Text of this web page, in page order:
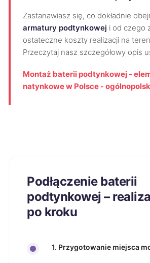
Zastanawiasz się, co dokładnie
armatury podtynkowej i od czego
ostateczne koszty realizacji na
Przeczytaj nasz szczegółowy opis
Montaż baterii podtynkowej -
natynkowe w Polsce -
Podłączenie baterii
podtynkowej –
po kroku
1. Przygotowanie miejsca